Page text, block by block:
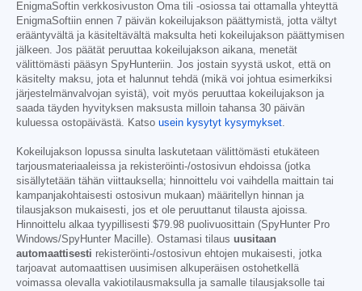
EnigmaSoftin verkkosivuston Oma tili -osiossa tai ottamalla yhteyttä
EnigmaSoftiin ennen 7 päivän kokeilujakson päättymistä, jotta vältyt
erääntyvältä ja käsiteltävältä maksulta heti kokeilujakson päättymisen
jälkeen. Jos päätät peruuttaa kokeilujakson aikana, menetät
välittömästi pääsyn SpyHunteriin. Jos jostain syystä uskot, että on
käsitelty maksu, jota et halunnut tehdä (mikä voi johtua esimerkiksi
järjestelmänvalvojan syistä), voit myös peruuttaa kokeilujakson ja
saada täyden hyvityksen maksusta milloin tahansa 30 päivän
kuluessa ostopäivästä. Katso usein kysytyt kysymykset.
Kokeilujakson lopussa sinulta laskutetaan välittömästi etukäteen
tarjousmateriaaleissa ja rekisteröinti-/ostosivun ehdoissa (jotka
sisällytetään tähän viittauksella; hinnoittelu voi vaihdella maittain tai
kampanjakohtaisesti ostosivun mukaan) määritellyn hinnan ja
tilausjakson mukaisesti, jos et ole peruuttanut tilausta ajoissa.
Hinnoittelu alkaa tyypillisesti $79.98 puolivuosittain (SpyHunter Pro
Windows/SpyHunter Macille). Ostamasi tilaus uusitaan
automaattisesti rekisteröinti-/ostosivun ehtojen mukaisesti, jotka
tarjoavat automaattisen uusimisen alkuperäisen ostohetkellä
voimassa olevalla vakiotilausmaksulla ja samalle tilausjaksolle tai